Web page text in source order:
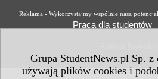
Grupa StudentNews.pl Sp.
używają plików cookies i
Reklama - Wykorzystajmy wspólnie nasz
Praca dla studentów